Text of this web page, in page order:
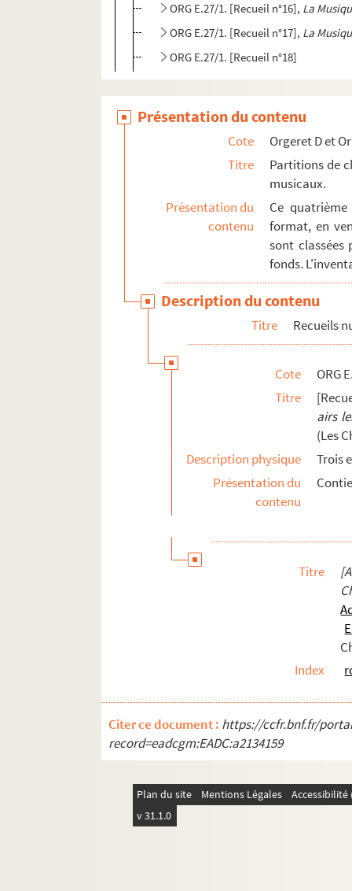
ORG E.27/1. [Recueil n°16], La
ORG E.27/1. [Recueil n°17], La
ORG E.27/1. [Recueil n°18]
Présentation du contenu
Cote
Orgeret D et
Titre
Partitions de
musicaux.
Présentation du
contenu
Ce
format, en
sont
fonds.
Description du contenu
Titre Recueils
Cote
ORG
Titre
airs
(Les
Description physique
Trois
Présentation du
contenu
Titre
Index
Citer ce document : https://ccfr.bnf.fr/
record=eadcgm:EADC:a2134159
Plan du site Mentions Légales
v 31.1.0